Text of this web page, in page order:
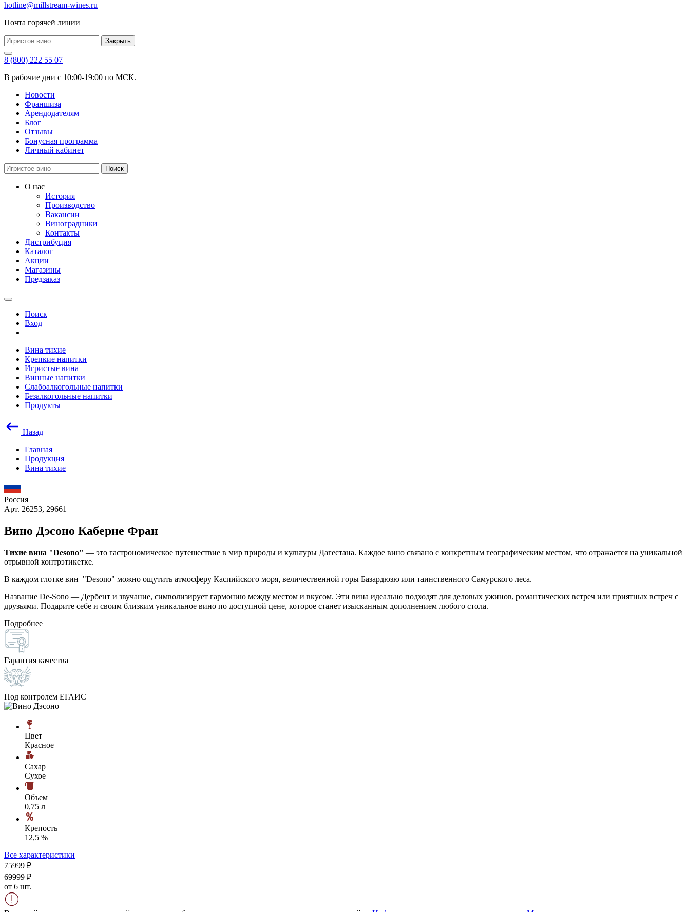
hotline@millstream-wines.ru
Почта горячей линии
Закрыть
8 (800) 222 55 07
В рабочие дни с 10:00-19:00 по МСК.
Новости
Франшиза
Арендодателям
Блог
Отзывы
Бонусная программа
Личный кабинет
Поиск
О нас
История
Производство
Вакансии
Виноградники
Контакты
Дистрибуция
Каталог
Акции
Магазины
Предзаказ
Поиск
Вход
Вина тихие
Крепкие напитки
Игристые вина
Винные напитки
Слабоалкогольные напитки
Безалкогольные напитки
Продукты
Назад
Главная
Продукция
Вина тихие
Россия
Арт. 26253, 29661
Вино Дэсоно Каберне Фран
Тихие вина "Desono" — это гастрономическое путешествие в мир природы и культуры Дагестана. Каждое вино связано с конкретным географическим местом, что отражается на уникальной
отрывной контрэтикетке.
В каждом глотке вин "Desono" можно ощутить атмосферу Каспийского моря, величественной горы Базардюзю или таинственного Самурского леса.
Название De-Sono — Дербент и звучание, символизирует гармонию между местом и вкусом. Эти вина идеально подходят для деловых ужинов, романтических встреч или приятных встреч с
друзьями. Подарите себе и своим близким уникальное вино по доступной цене, которое станет изысканным дополнением любого стола.
Подробнее
Гарантия качества
Под контролем ЕГАИС
Цвет
Красное
Сахар
Сухое
Объем
0,75 л
Крепость
12,5 %
Все характеристики
75999 ₽
69999 ₽
от 6 шт.